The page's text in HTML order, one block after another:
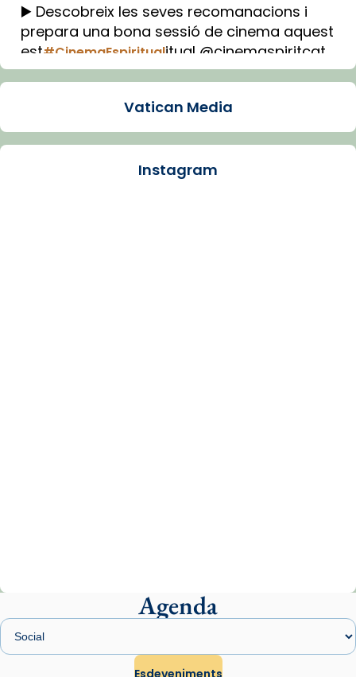
▶️ Descobreix les seves recomanacions i
prepara una bona sessió de cinema aquest
est#CinemaEspiritualitual @cinemaspiritcat
Imatge: Generada amb IA (OpenAI)
Arquebisbat de Barcelona
presidit aquest 27 de juliol la missa de Les
Santes de Mataró.
🔗tinyurl.com/cvu5jmbk
Vatican Media
Instagram
Agenda
Esdeveniments